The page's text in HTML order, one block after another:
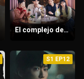
El complejo de apartamentos
S1 EP12